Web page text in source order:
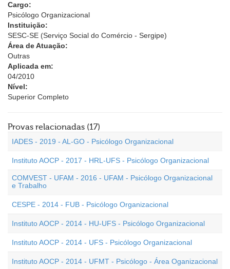
Cargo:
Psicólogo Organizacional
Instituição:
SESC-SE (Serviço Social do Comércio - Sergipe)
Área de Atuação:
Outras
Aplicada em:
04/2010
Nível:
Superior Completo
Provas relacionadas (17)
IADES - 2019 - AL-GO - Psicólogo Organizacional
Instituto AOCP - 2017 - HRL-UFS - Psicólogo Organizacional
COMVEST - UFAM - 2016 - UFAM - Psicólogo Organizacional
e Trabalho
CESPE - 2014 - FUB - Psicólogo Organizacional
Instituto AOCP - 2014 - HU-UFS - Psicólogo Organizacional
Instituto AOCP - 2014 - UFS - Psicólogo Organizacional
Instituto AOCP - 2014 - UFMT - Psicólogo - Área Oganizacional